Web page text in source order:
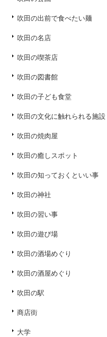
吹田の出前で食べたい麺
吹田の名店
吹田の喫茶店
吹田の図書館
吹田の子ども食堂
吹田の文化に触れられる施設
吹田の焼肉屋
吹田の癒しスポット
吹田の知っておくといい事
吹田の神社
吹田の習い事
吹田の遊び場
吹田の酒場めぐり
吹田の酒屋めぐり
吹田の駅
商店街
大学